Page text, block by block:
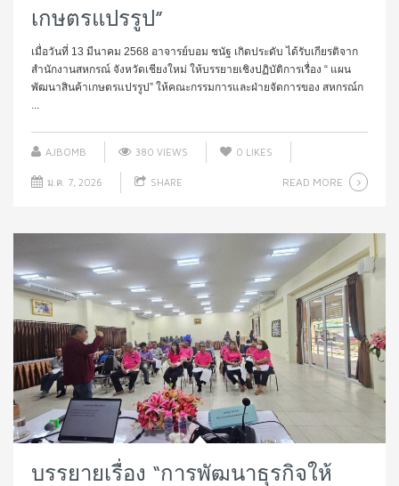
เกษตรแปรรูป”
เมื่อวันที่ 13 มีนาคม 2568 อาจารย์บอม ชนัฐ เกิดประดับ ได้รับเกียรติจาก
สำนักงานสหกรณ์ จังหวัดเชียงใหม่ ให้บรรยายเชิงปฏิบัติการเรื่อง “ แผน
พัฒนาสินค้าเกษตรแปรรูป” ให้คณะกรรมการและฝ่ายจัดการของ สหกรณ์ก
...
AJBOMB 380 VIEWS 0 LIKES
ม.ค. 7, 2026 SHARE READ MORE
บรรยายเรื่อง “การพัฒนาธุรกิจให้